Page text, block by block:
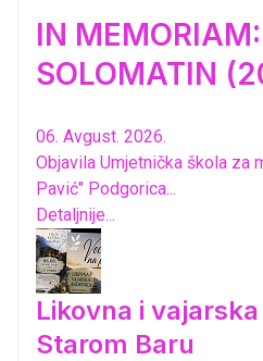
IN MEMORIAM:
SOLOMATIN
06. Avgust. 2026.
Objavila Umjetnička škola za
Pavić" Podgorica...
Detaljnije...
Likovna i
Starom Baru